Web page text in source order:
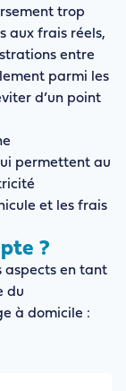
trop
aux frais réels,
entre
parmi les
d’un point
permettent au
et les frais
?
aspects en tant
du
à domicile :